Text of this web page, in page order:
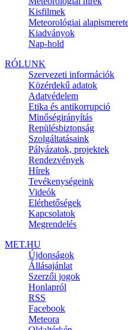
Kisfilmek
Meteorológiai
Kiadványok
Nap-hold
RÓLUNK
Szervezeti információk
Közérdekű adatok
Adatvédelem
Etika és antikorrupció
Minőségirányítás
Repülésbiztonság
Szolgáltatásaink
Pályázatok, projektek
Rendezvények
Hírek
Tevékenységeink
Videók
Elérhetőségek
Kapcsolatok
Megrendelés
MET.HU
Újdonságok
Állásajánlat
Szerzői jogok
Honlapról
RSS
Facebook
Meteora